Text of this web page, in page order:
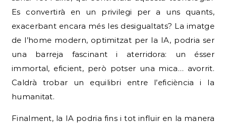
Es convertirà en un privilegi per a uns quants,
exacerbant encara més les desigualtats? La imatge
de l’home modern, optimitzat per la IA, podria ser
una barreja fascinant i aterridora: un ésser
immortal, eficient, però potser una mica… avorrit.
Caldrà trobar un equilibri entre l’eficiència i la
humanitat.
Finalment, la IA podria fins i tot influir en la manera